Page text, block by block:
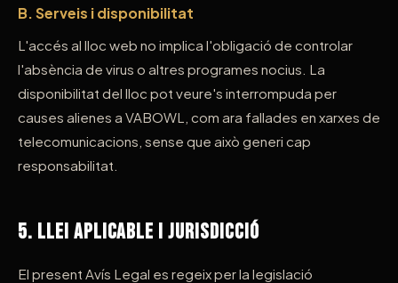
B. Serveis i disponibilitat
L'accés al lloc web no implica l'obligació de controlar
l'absència de virus o altres programes nocius. La
disponibilitat del lloc pot veure's interrompuda per
causes alienes a VABOWL, com ara fallades en xarxes de
telecomunicacions, sense que això generi cap
responsabilitat.
5. Llei Aplicable i Jurisdicció
El present Avís Legal es regeix per la legislació